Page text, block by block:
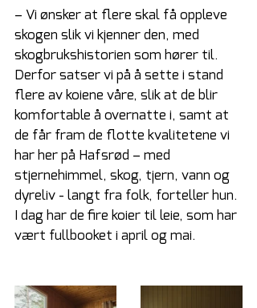
– Vi ønsker at flere skal få oppleve
skogen slik vi kjenner den, med
skogbrukshistorien som hører til.
Derfor satser vi på å sette i stand
flere av koiene våre, slik at de blir
komfortable å overnatte i, samt at
de får fram de flotte kvalitetene vi
har her på Hafsrød – med
stjernehimmel, skog, tjern, vann og
dyreliv - langt fra folk, forteller hun.
I dag har de fire koier til leie, som har
vært fullbooket i april og mai.